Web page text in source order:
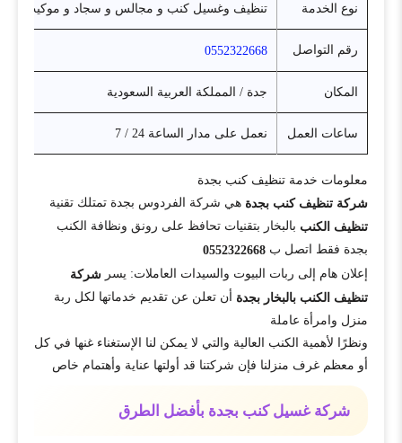
نوع الخدمة تنظيف وغسيل كنب و مجالس و سجاد و موكيت
رقم التواصل 0552322668
المكان جدة / المملكة العربية السعودية
ساعات العمل نعمل على مدار الساعة 24 / 7
معلومات خدمة تنظيف كنب بجدة
شركة تنظيف كنب بجدة هي شركة الفردوس بجدة تمتلك تقنية
تنظيف الكنب بالبخار بتقنيات تحافظ على رونق ونظافة الكنب
بجدة فقط اتصل ب 0552322668
إعلان هام إلى ربات البيوت والسيدات العاملات: يسر شركة
تنظيف الكنب بالبخار بجدة أن تعلن عن تقديم خدماتها لكل ربة
منزل وامرأة عاملة
ونظرًا لأهمية الكنب العالية والتي لا يمكن لنا الإستغناء غنها في كل
أو معظم غرف منزلنا فإن شركتنا قد أولتها عناية وأهتمام خاص
شركة غسيل كنب بجدة بأفضل الطرق